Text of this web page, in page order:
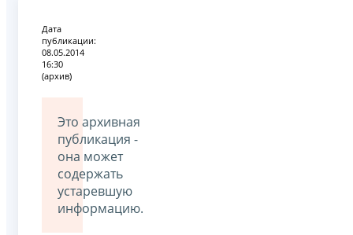
Дата
публикации:
08.05.2014
16:30
(архив)
Это архивная
публикация -
она может
содержать
устаревшую
информацию.